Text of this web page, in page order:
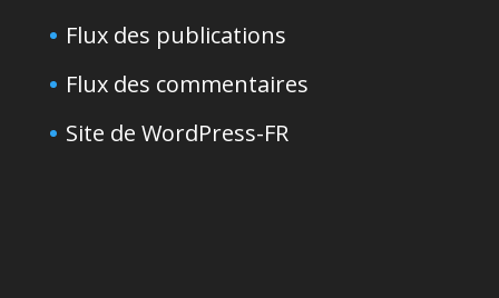
Flux des publications
Flux des commentaires
Site de WordPress-FR